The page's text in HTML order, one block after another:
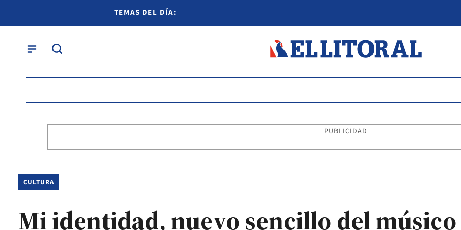
TEMAS DEL DÍA:
PUBLICIDAD
CULTURA
Mi identidad, nuevo sencillo del